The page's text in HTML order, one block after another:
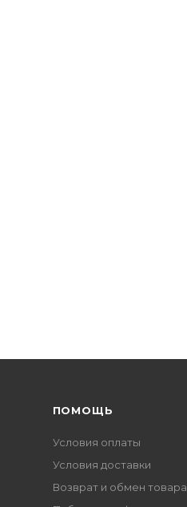
ПОМОЩЬ
Условия оплаты
Условия доставки
Возврат и обмен товара